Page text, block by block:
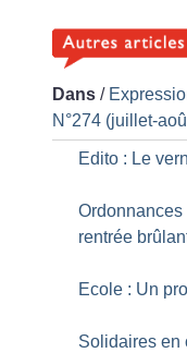
Dans /
N°274 (juillet-
Edito : Le
Ordonnances
rentrée
Ecole : Un
Solidaires en